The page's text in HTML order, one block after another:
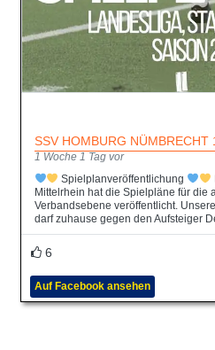
SSV HOMBURG NÜMBRECHT
1 Woche 1 Tag vor
Spielplanveröffentlichung
Mittelrhein hat die Spielpläne für die
Verbandsebene veröffentlicht.
darf zuhause gegen den Aufsteiger
6
Auf Facebook ansehen